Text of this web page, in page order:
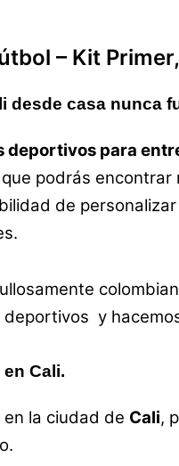
– Kit
desde casa nunca
deportivos para
podrás encontrar
de
y
Cali.
la ciudad de Cali,